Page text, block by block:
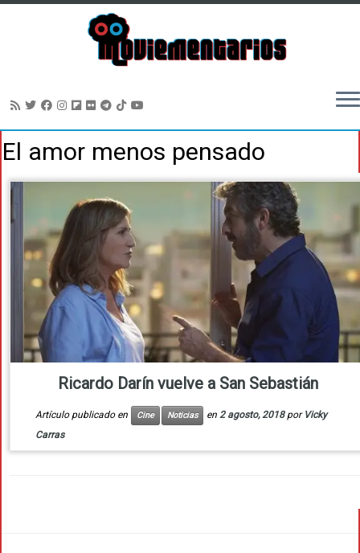
Saltar
alEl amor menos pensado
Ricardo Darín vuelve a San Sebastián
Artículo publicado en Cine Noticias en 2 agosto, 2018 por Vicky
Carras